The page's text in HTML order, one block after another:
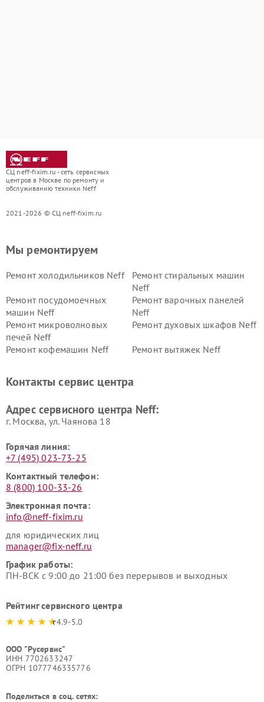
СЦ neff-fixim.ru - сеть сервисных
центров в Москве по ремонту и
обслуживанию техники Neff
2021-2026 © СЦ neff-fixim.ru
Мы ремонтируем
Ремонт холодильников Neff
Ремонт стиральных машин
Neff
Ремонт посудомоечных
машин Neff
Ремонт варочных панелей
Neff
Ремонт микроволновых
печей Neff
Ремонт духовых шкафов Neff
Ремонт кофемашин Neff Ремонт вытяжек Neff
Контакты сервис центра
Адрес сервисного центра Neff:
г. Москва, ул. Чаянова 18
Горячая линия:
+7 (495) 023-73-25
Контактный телефон:
8 (800) 100-33-26
Электронная почта:
info@neff-fixim.ru
для юридических лиц
manager@fix-neff.ru
График работы:
ПН-ВСК с 9:00 до 21:00 без перерывов и выходных
Рейтинг сервисного центра
4.9-5.0
ООО "Русервис"
ИНН 7702633247
ОГРН 1077746335776
Поделиться в соц. сетях: